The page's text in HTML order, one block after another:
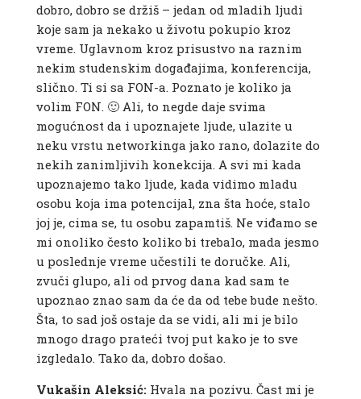
dobro, dobro se držiš – jedan od mladih ljudi
koje sam ja nekako u životu pokupio kroz
vreme. Uglavnom kroz prisustvo na raznim
nekim studenskim događajima, konferencija,
slično. Ti si sa FON-a. Poznato je koliko ja
volim FON. 🙂 Ali, to negde daje svima
mogućnost da i upoznajete ljude, ulazite u
neku vrstu networkinga jako rano, dolazite do
nekih zanimljivih konekcija. A svi mi kada
upoznajemo tako ljude, kada vidimo mladu
osobu koja ima potencijal, zna šta hoće, stalo
joj je, cima se, tu osobu zapamtiš. Ne viđamo se
mi onoliko često koliko bi trebalo, mada jesmo
u poslednje vreme učestili te doručke. Ali,
zvuči glupo, ali od prvog dana kad sam te
upoznao znao sam da će da od tebe bude nešto.
Šta, to sad još ostaje da se vidi, ali mi je bilo
mnogo drago prateći tvoj put kako je to sve
izgledalo. Tako da, dobro došao.
Vukašin Aleksić:Hvala na pozivu. Čast mi je